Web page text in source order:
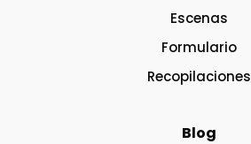
Escenas
Formulario
Recopilaciones
Blog